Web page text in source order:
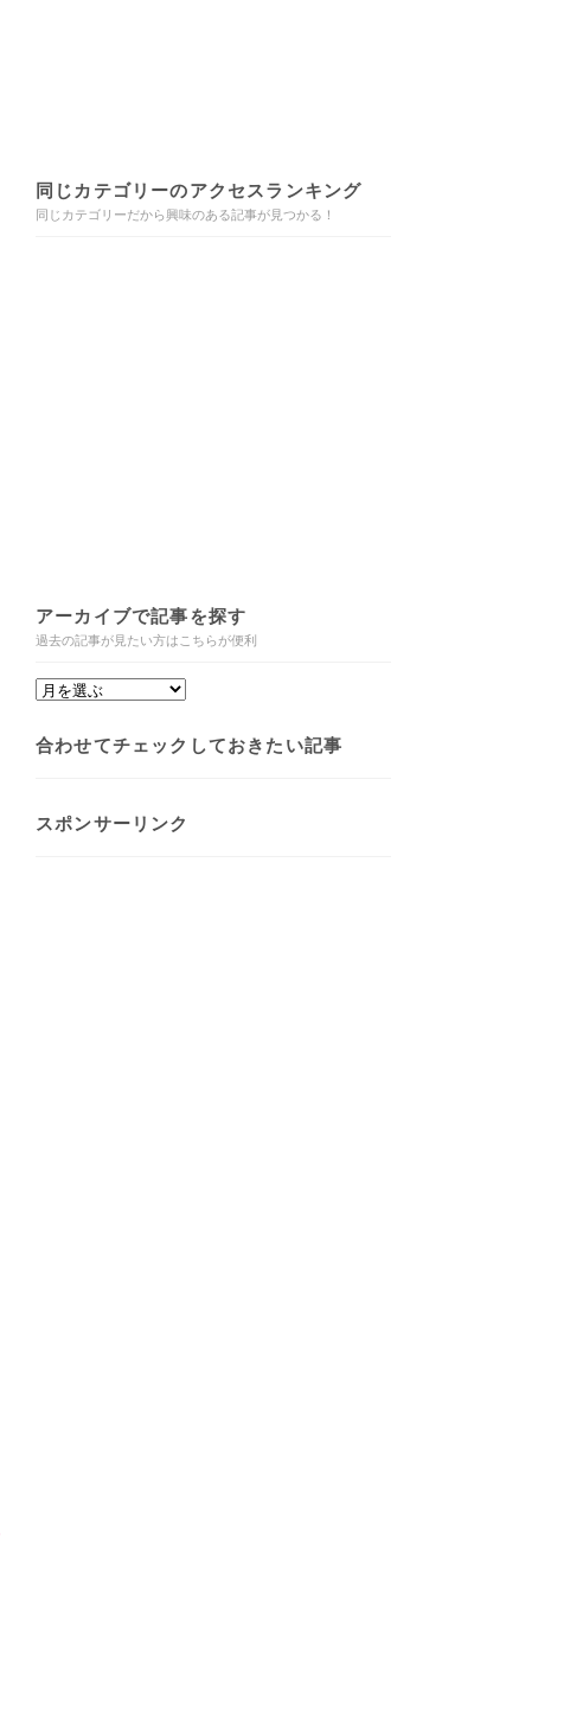
同じカテゴリーのアクセスランキング
同じカテゴリーだから興味のある記事が見つかる！
アーカイブで記事を探す
過去の記事が見たい方はこちらが便利
合わせてチェックしておきたい記事
スポンサーリンク